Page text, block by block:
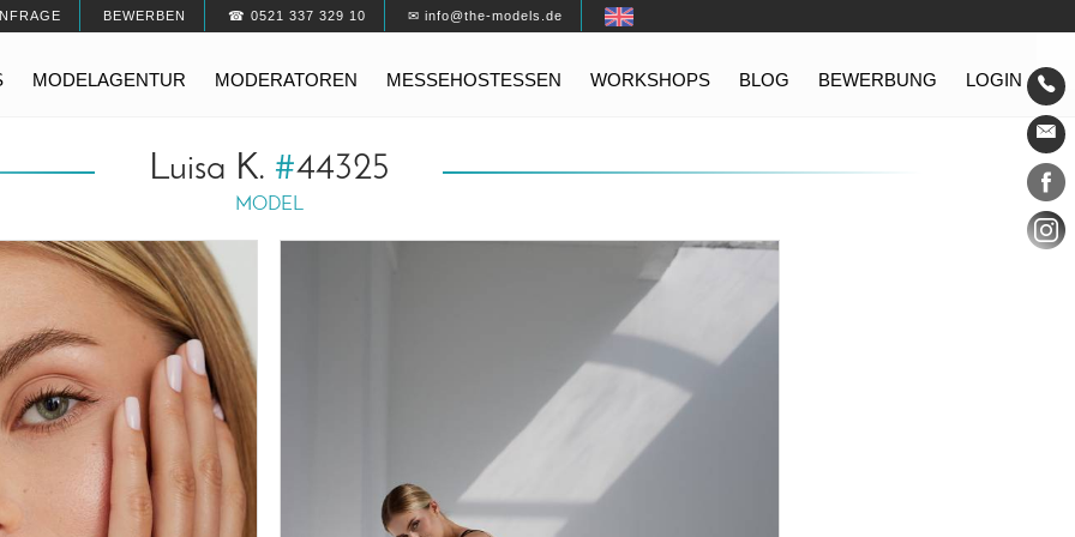
BEWERBEN ☎ 0521 337 329 10 ✉ info@the-models.de
MODELAGENTUR MODERATOREN MESSEHOSTESSEN WORKSHOPS BLOG BEWERBUNG LOGIN
Luisa K. #44325
MODEL